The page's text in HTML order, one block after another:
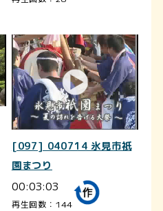
[097] 040714 氷見市祇
園まつり
00:03:03
再生回数：144